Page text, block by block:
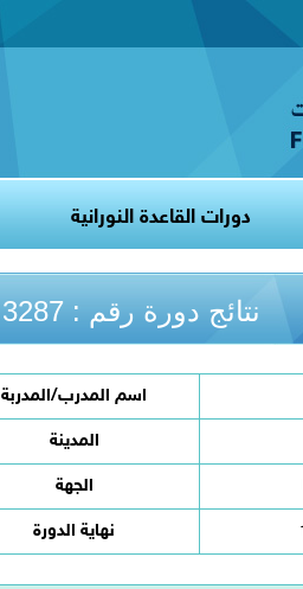
دورات القاعدة النورانية
نتائج دورة رقم : 3287
اسم المدرب/المدربة
المدينة
الجهة
نهاية الدورة